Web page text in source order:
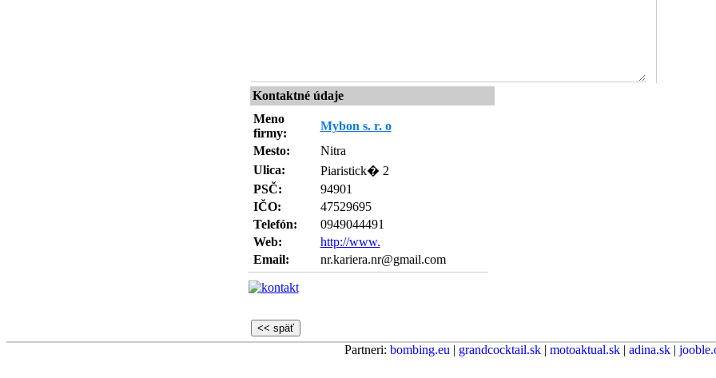
Kontaktné údaje
Meno
firmy:
Mybon s. r. o
Mesto:
Nitra
Ulica:
Piaristick� 2
PSČ:
94901
IČO:
47529695
Telefón:
0949044491
Web:
http://www.
Email:
nr.kariera.nr@gmail.com
Partneri: bombing.eu | grandcocktail.sk| motoaktual.sk| adina.sk|